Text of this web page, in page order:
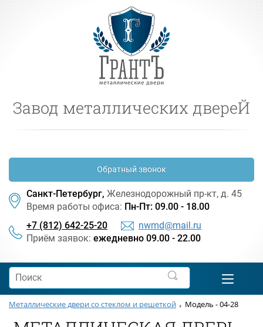
Завод металлических двереЙ
Обратный звонок
Санкт-Петербург, Железнодорожный пр-кт, д. 45
Время работы офиса: Пн-Пт: 09.00 - 18.00
+7 (812) 642-25-20
nwmd@mail.ru
Приём заявок: ежедневно 09.00 - 22.00
Металлические двери со стеклом и решеткой Модель - 04-28